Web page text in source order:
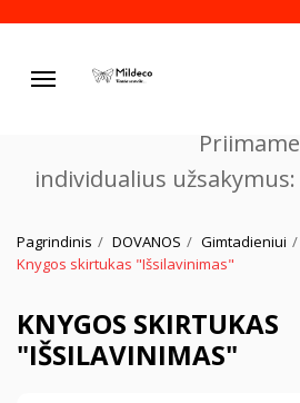
Navigacija
Priimame
individualius užsakymus:
Pagrindinis DOVANOS
Gimtadieniui
Knygos skirtukas "Išsilavinimas"
KNYGOS SKIRTUKAS
"IŠSILAVINIMAS"